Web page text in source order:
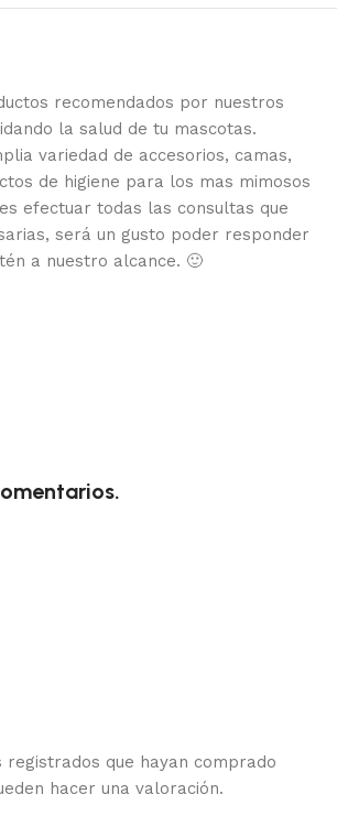
recomendados por nuestros
la salud de tu mascotas.
variedad de accesorios, camas,
de higiene para los mas mimosos
efectuar todas las consultas que
será un gusto poder responder
a nuestro alcance. 🙂
registrados que hayan comprado
hacer una valoración.